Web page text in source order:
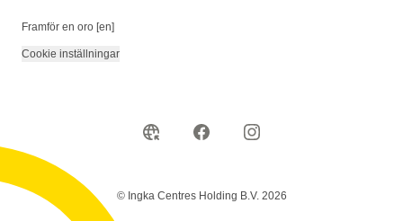
Framför en oro [en]
Cookie inställningar
© Ingka Centres Holding B.V. 2026